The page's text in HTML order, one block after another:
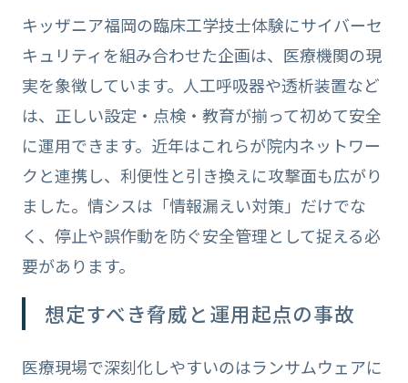
キッザニア福岡の臨床工学技士体験にサイバーセ
キュリティを組み合わせた企画は、医療機関の現
実を象徴しています。人工呼吸器や透析装置など
は、正しい設定・点検・教育が揃って初めて安全
に運用できます。近年はこれらが院内ネットワー
クと連携し、利便性と引き換えに攻撃面も広がり
ました。情シスは「情報漏えい対策」だけでな
く、停止や誤作動を防ぐ安全管理として捉える必
要があります。
想定すべき脅威と運用起点の事故
医療現場で深刻化しやすいのはランサムウェアに